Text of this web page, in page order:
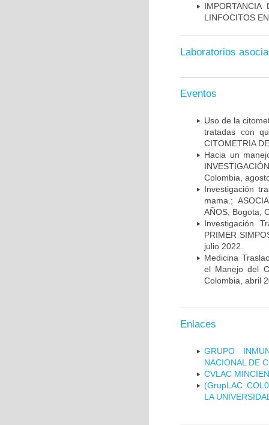
LINFOCITOS
Laboratorios
Eventos
Uso de la
tratadas con
CITOMETRIA
Hacia un
Colombia,
Investigación
mama.;
AÑOS, Bogota,
Investigación
PRIMER
julio 2022.
Medicina
el Manejo del
Colombia, abril
Enlaces
GRUPO
NACIONAL DE
CVLAC
(GrupLAC
LA